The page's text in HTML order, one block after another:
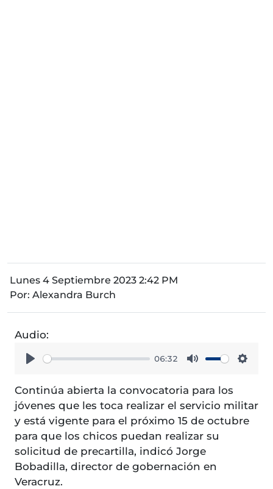
Lunes 4 Septiembre 2023 2:42 PM
Por: Alexandra Burch
Audio:
06:32
Continúa abierta la convocatoria para los
jóvenes que les toca realizar el servicio militar
y está vigente para el próximo 15 de octubre
para que los chicos puedan realizar su
solicitud de precartilla, indicó Jorge
Bobadilla, director de gobernación en
Veracruz.